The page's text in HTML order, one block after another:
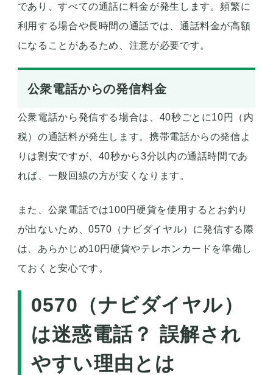
であり、すべての通話に料金が発生します。頻繁に
利用する場合や長時間の通話では、通話料金が高額
になることがあるため、注意が必要です。
公衆電話からの発信料金
公衆電話から発信する場合は、40秒ごとに10円（内
税）の通話料が発生します。携帯電話からの発信よ
りは割安ですが、40秒から3分以内の通話時間であ
れば、一般回線の方が安くなります。
また、公衆電話では100円硬貨を使用するとお釣り
が出ないため、0570（ナビダイヤル）に発信する際
は、あらかじめ10円硬貨やテレホンカードを準備し
ておくと安心です。
0570（ナビダイヤル）
は迷惑電話？ 誤解され
やすい理由とは